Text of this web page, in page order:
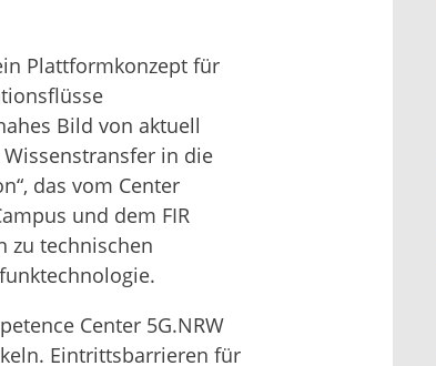
Plattformkonzept für
Bild von aktuell
in die
das vom Center
und dem FIR
zu technischen
Center 5G.NRW
Eintrittsbarrieren für